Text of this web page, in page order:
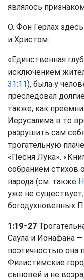
являлось
О. Фон Герлах
и Христом:
«Единственная
исключением
31:11), была у
преследовал
также, как
Иерусалима в то
разрушить сам
трогательную
«Песня Лука».
собранием стихов
народа (см. также
уже не
богодухновенных
1:19−27
Саула и Ионафана
поэтичностью она
Филистимские
сыновей и не